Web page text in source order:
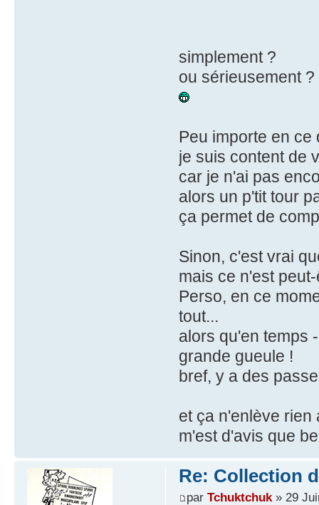
simplement ?
ou sérieusement ?
Peu importe en
je suis content de
car je n'ai pas
alors un p'tit tour
ça permet de
Sinon, c'est vrai
mais ce n'est
Perso, en ce
tout...
alors qu'en temps
grande gueule !
bref, y a des
et ça n'enlève rien
m'est d'avis que
Re: Collection
par Tchuktchuk» 29